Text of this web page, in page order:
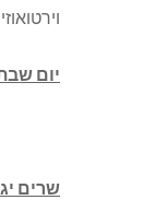
יום שבת, 11.12, בשעה 21:00, אודיטוריום היכל התרבות מודיעין.
שרים